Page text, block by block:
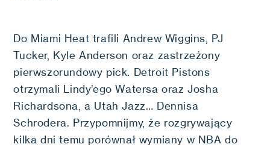
Do Miami Heat trafili Andrew Wiggins, PJ
Tucker, Kyle Anderson oraz zastrzeżony
pierwszorundowy pick. Detroit Pistons
otrzymali Lindy’ego Watersa oraz Josha
Richardsona, a Utah Jazz… Dennisa
Schrodera. Przypomnijmy, że rozgrywający
kilka dni temu porównał wymiany w NBA do